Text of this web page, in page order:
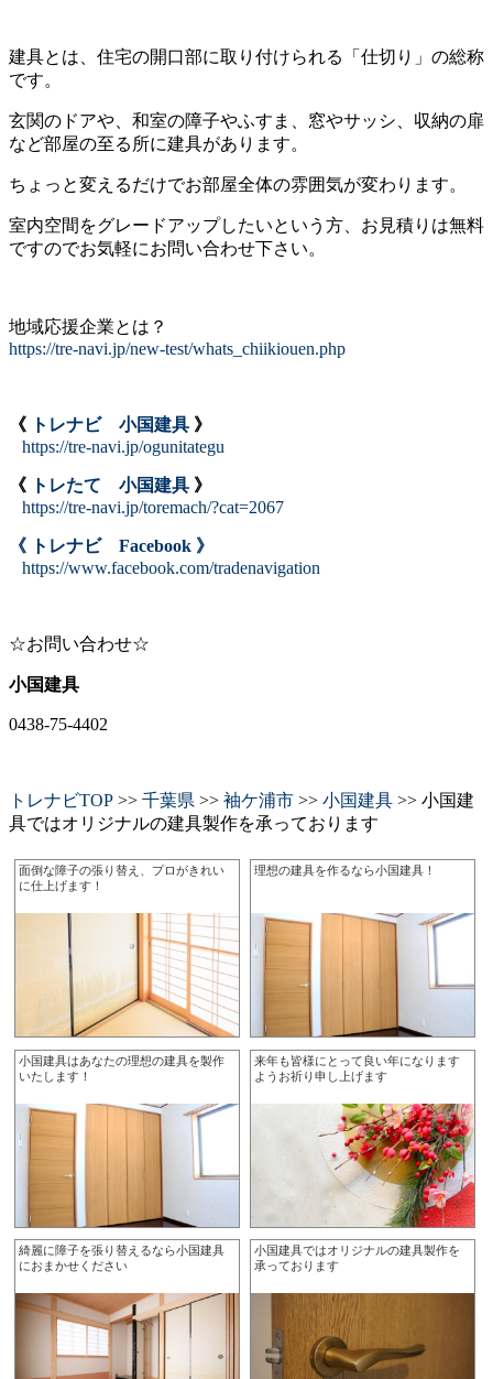
建具とは、住宅の開口部に取り付けられる「仕切り」の総称
です。
玄関のドアや、和室の障子やふすま、窓やサッシ、収納の扉
など部屋の至る所に建具があります。
ちょっと変えるだけでお部屋全体の雰囲気が変わります。
室内空間をグレードアップしたいという方、お見積りは無料
ですのでお気軽にお問い合わせ下さい。
地域応援企業とは？
https://tre-navi.jp/new-test/whats_chiikiouen.php
《 トレナビ 小国建具 》
https://tre-navi.jp/ogunitategu
《 トレたて 小国建具 》
https://tre-navi.jp/toremach/?cat=2067
《 トレナビ Facebook 》
https://www.facebook.com/tradenavigation
☆お問い合わせ☆
小国建具
0438-75-4402
トレナビTOP >> 千葉県 >> 袖ケ浦市 >> 小国建具 >> 小国建
具ではオリジナルの建具製作を承っております
面倒な障子の張り替え、プロがきれい
に仕上げます！
理想の建具を作るなら小国建具！
小国建具はあなたの理想の建具を製作
いたします！
来年も皆様にとって良い年になります
ようお祈り申し上げます
綺麗に障子を張り替えるなら小国建具
におまかせください
小国建具ではオリジナルの建具製作を
承っております